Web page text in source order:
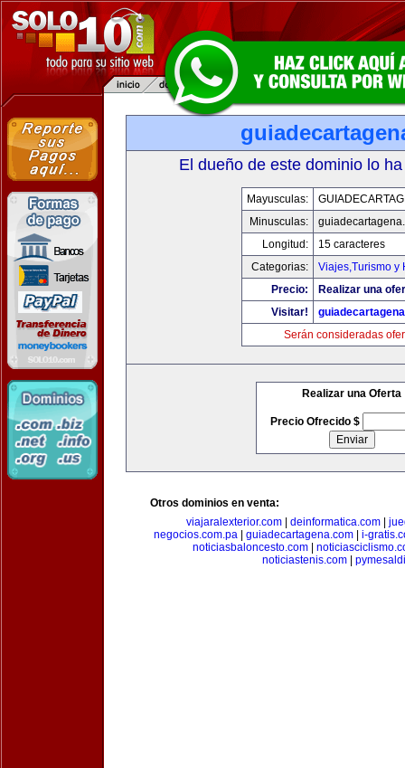
El dueño de este dominio lo
Mayusculas:
Minusculas:
Longitud:
15 caracteres
Categorias:
Viajes,Turismo y
Precio:
Realizar una
Visitar!
Serán consideradas
Realizar una Oferta
Precio Ofrecido $
Otros dominios en venta:
viajaralexterior.com| deinformatica.com|
negocios.com.pa| guiadecartagena.com| i-
noticiasbaloncesto.com
noticiastenis.com